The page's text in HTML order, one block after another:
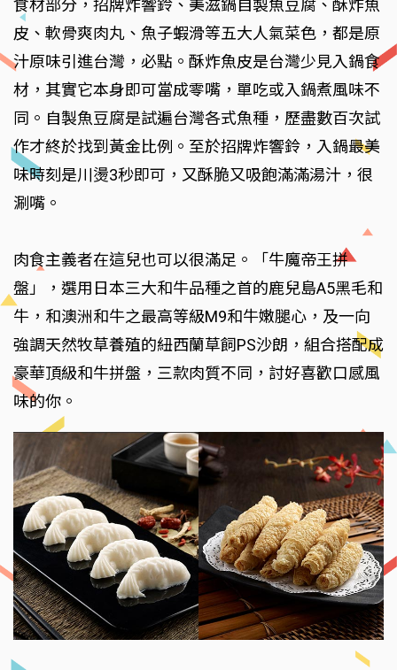
食材部分，招牌炸響鈴、美滋鍋自製魚豆腐、酥炸魚
皮、軟骨爽肉丸、魚子蝦滑等五大人氣菜色，都是原
汁原味引進台灣，必點。酥炸魚皮是台灣少見入鍋食
材，其實它本身即可當成零嘴，單吃或入鍋煮風味不
同。自製魚豆腐是試遍台灣各式魚種，歷盡數百次試
作才終於找到黃金比例。至於招牌炸響鈴，入鍋最美
味時刻是川燙3秒即可，又酥脆又吸飽滿滿湯汁，很
涮嘴。
肉食主義者在這兒也可以很滿足。「牛魔帝王拼
盤」，選用日本三大和牛品種之首的鹿兒島A5黑毛和
牛，和澳洲和牛之最高等級M9和牛嫩腿心，及一向
強調天然牧草養殖的紐西蘭草飼PS沙朗，組合搭配成
豪華頂級和牛拼盤，三款肉質不同，討好喜歡口感風
味的你。